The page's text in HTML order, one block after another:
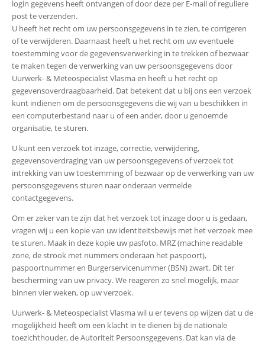
login gegevens heeft ontvangen of door deze per E-mail of reguliere
post te verzenden.
U heeft het recht om uw persoonsgegevens in te zien, te corrigeren
of te verwijderen. Daarnaast heeft u het recht om uw eventuele
toestemming voor de gegevensverwerking in te trekken of bezwaar
te maken tegen de verwerking van uw persoonsgegevens door
Uurwerk- & Meteospecialist Vlasma en heeft u het recht op
gegevensoverdraagbaarheid. Dat betekent dat u bij ons een verzoek
kunt indienen om de persoonsgegevens die wij van u beschikken in
een computerbestand naar u of een ander, door u genoemde
organisatie, te sturen.
U kunt een verzoek tot inzage, correctie, verwijdering,
gegevensoverdraging van uw persoonsgegevens of verzoek tot
intrekking van uw toestemming of bezwaar op de verwerking van uw
persoonsgegevens sturen naar onderaan vermelde
contactgegevens.
Om er zeker van te zijn dat het verzoek tot inzage door u is gedaan,
vragen wij u een kopie van uw identiteitsbewijs met het verzoek mee
te sturen. Maak in deze kopie uw pasfoto, MRZ (machine readable
zone, de strook met nummers onderaan het paspoort),
paspoortnummer en Burgerservicenummer (BSN) zwart. Dit ter
bescherming van uw privacy. We reageren zo snel mogelijk, maar
binnen vier weken, op uw verzoek.
Uurwerk- & Meteospecialist Vlasma wil u er tevens op wijzen dat u de
mogelijkheid heeft om een klacht in te dienen bij de nationale
toezichthouder, de Autoriteit Persoonsgegevens. Dat kan via de